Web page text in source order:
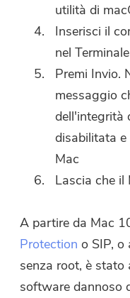
utilità di
Inserisci il
nel Terminale
Premi Invio.
messaggio
dell'integrità
disabilitata e
Mac
Lascia che il
A partire da Mac
Protection o SIP, o
senza root, è stato
software dannoso